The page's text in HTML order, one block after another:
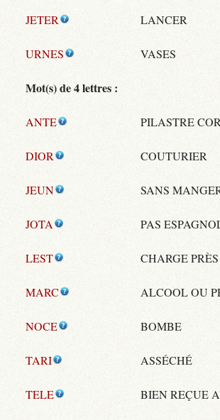
JETER LANCER
URNES VASES
Mot(s) de 4 lettres :
ANTE PILASTRE
DIOR COUTURIER
JEUN SANS
JOTA PAS
LEST CHARGE
MARC ALCOOL OU
NOCE BOMBE
TARI ASSÉCHÉ
TELE BIEN REÇUE